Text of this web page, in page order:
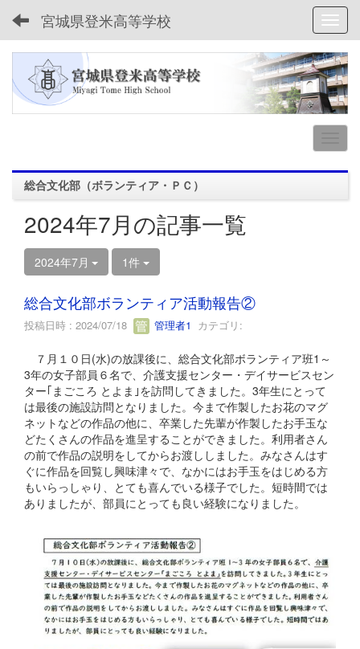
宮城県登米高等学校
総合文化部（ボランティア・ＰＣ）
2024年7月の記事一覧
2024年7月 1件
総合文化部ボランティア活動報告②
投稿日時 : 2024/07/18 管理者1 カテゴリ:
７月１０日(水)の放課後に、総合文化部ボランティア班1～
3年の女子部員６名で、介護支援センター・デイサービスセン
ター｢まごころ とよま｣を訪問してきました。3年生にとって
は最後の施設訪問となりました。今まで作製したお花のマグ
ネットなどの作品の他に、卒業した先輩が作製したお手玉な
どたくさんの作品を進呈することができました。利用者さん
の前で作品の説明をしてからお渡ししました。みなさんはす
ぐに作品を回覧し興味津々で、なかにはお手玉をはじめる方
もいらっしゃり、とても喜んでいる様子でした。短時間では
ありましたが、部員にとっても良い経験になりました。